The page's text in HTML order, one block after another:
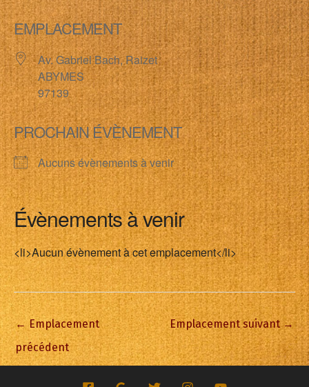
EMPLACEMENT
Av. Gabriel Bach, Raizet
ABYMES
97139
PROCHAIN ÉVÈNEMENT
Aucuns évènements à venir
Évènements à venir
<li>Aucun évènement à cet emplacement</li>
←Emplacement
précédent
Emplacement suivant→